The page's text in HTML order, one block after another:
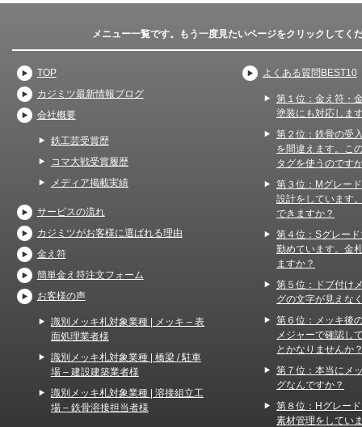
メニュー一覧です。もう一度見たいページをクリックしてく
TOP
カジミツ最新情報ブログ
会社概要
鉄工芸受賞歴
コマ大戦受賞履歴
メディア掲載実績
サービスの流れ
カジミツがお客様に選ばれる理由
金え符
簡単金え符注文フォーム
お客様の声
識別メッキ札対象業種 | メッキ – 表
面処理業者様
識別メッキ札対象業種 | 橋梁 / 駐車
場 – 建設建築業者様
識別メッキ札対象業種 | 溶接組立工
場 – 鉄骨溶接担当者様
よくある質問BEST10
第１位：金え符・
塗装にも対応しま
第２位：鉄骨の受
を間違えます。こ
タグを使うのです
第３位：Mグレー
設計をしています
できますか？
第４位：Sグレー
勤めています。金
ますか？
第５位：ドブ付け
グの文字が見えな
第６位：メッキ後
メジャーで確認し
とかなりませんか
第７位：本当にメ
グなんですか？
第８位：Hグレー
素材管理をしてい